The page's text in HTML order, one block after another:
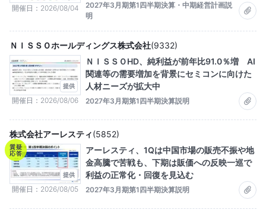
開催日 2026/08/04
2027年3月期第1四半期決算・中期経営計画説
明
提供
開催日 2026/08/06
ＮＩＳＳＯホールディングス株式会社(9332)
ＮＩＳＳＯHD、純利益が前年比91.0％増 AI
関連等の需要増加を背景にセミコンに向けた
人材ニーズが拡大中
2027年3月期第1四半期決算説明
質疑
応答
提供
開催日 2026/08/05
株式会社アーレスティ(5852)
アーレスティ、1Qは中国市場の販売不振や地
金高騰で苦戦も、下期は販価への反映一巡で
利益の正常化・回復を見込む
2027年3月期第1四半期決算説明